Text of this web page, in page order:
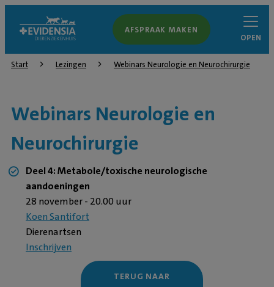
AFSPRAAK MAKEN
OPEN
Start Lezingen Webinars Neurologie en Neurochirurgie
Webinars Neurologie en
Neurochirurgie
Deel 4: Metabole/toxische neurologische
aandoeningen
28 november - 20.00 uur
Koen Santifort
Dierenartsen
Inschrijven
TERUG NAAR